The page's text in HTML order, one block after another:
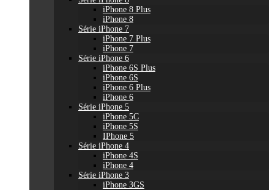
iPhone 8 Plus
iPhone 8
Série iPhone 7
iPhone 7 Plus
iPhone 7
Série iPhone 6
iPhone 6S Plus
iPhone 6S
iPhone 6 Plus
iPhone 6
Série iPhone 5
iPhone 5C
iPhone 5S
IPhone 5
Série iPhone 4
iPhone 4S
iPhone 4
Série iPhone 3
iPhone 3GS